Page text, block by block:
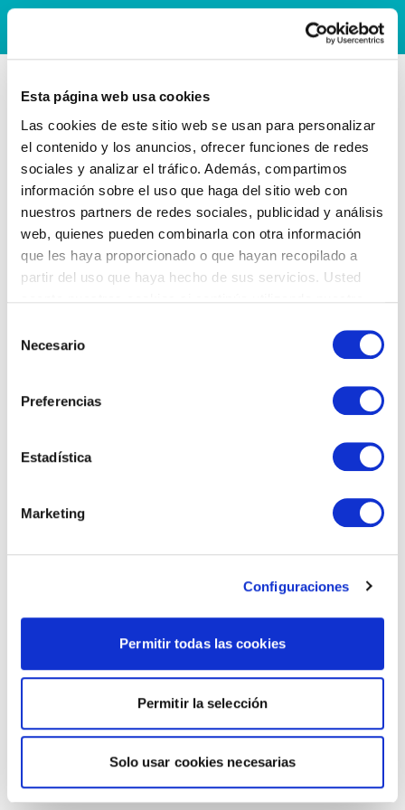
Esta página web usa cookies
Las cookies de este sitio web se usan para personalizar
el contenido y los anuncios, ofrecer funciones de redes
sociales y analizar el tráfico. Además, compartimos
información sobre el uso que haga del sitio web con
nuestros partners de redes sociales, publicidad y análisis
web, quienes pueden combinarla con otra información
que les haya proporcionado o que hayan recopilado a
partir del uso que haya hecho de sus servicios. Usted
Necesario
Preferencias
Estadística
Marketing
Configuraciones
Permitir todas las cookies
Permitir la selección
Solo usar cookies necesarias